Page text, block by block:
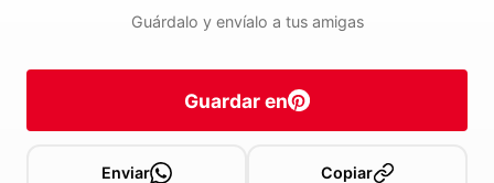
Guárdalo y envíalo a tus amigas
Guardar en
Enviar Copiar